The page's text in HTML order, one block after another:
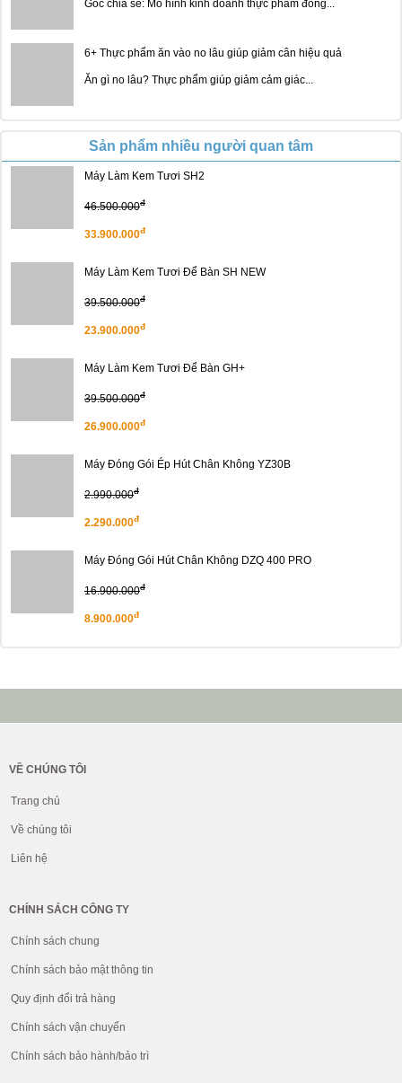
Góc chia sẻ: Mô hình kinh doanh thực phẩm đông...
6+ Thực phẩm ăn vào no lâu giúp giảm cân hiệu quả
Ăn gì no lâu? Thực phẩm giúp giảm cảm giác...
Sản phẩm nhiều người quan tâm
Máy Làm Kem Tươi SH2
46.500.000đ
33.900.000đ
Máy Làm Kem Tươi Để Bàn SH NEW
39.500.000đ
23.900.000đ
Máy Làm Kem Tươi Để Bàn GH+
39.500.000đ
26.900.000đ
Máy Đóng Gói Ép Hút Chân Không YZ30B
2.990.000đ
2.290.000đ
Máy Đóng Gói Hút Chân Không DZQ 400 PRO
16.900.000đ
8.900.000đ
VỀ CHÚNG TÔI
Trang chủ
Về chúng tôi
Liên hệ
CHÍNH SÁCH CÔNG TY
Chính sách chung
Chính sách bảo mật thông tin
Quy định đổi trả hàng
Chính sách vận chuyển
Chính sách bảo hành/bảo trì